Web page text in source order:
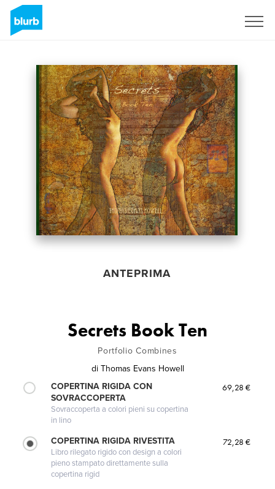
ANTEPRIMA
Secrets Book Ten
Portfolio Combines
di Thomas Evans Howell
COPERTINA RIGIDA CON
SOVRACCOPERTA
Sovraccoperta a colori pieni su copertina
in lino
69,28 €
COPERTINA RIGIDA RIVESTITA
Libro rilegato rigido con design a colori
pieno stampato direttamente sulla
copertina rigid
72,28 €